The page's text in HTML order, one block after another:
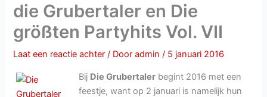
die Grubertaler en Die
größten Partyhits Vol. VII
Laat een reactie achter / Dooradmin/ 5 januari 2016
Bij Die Grubertaler begint 2016 met een
feestje, want op 2 januari is namelijk hun